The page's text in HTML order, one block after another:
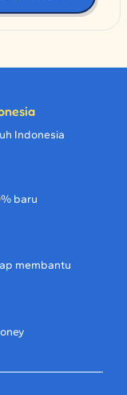
Indonesia
baru
membantu